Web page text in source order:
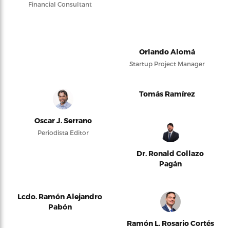
Financial Consultant
Orlando Alomá
Startup Project Manager
Oscar J. Serrano
Periodista Editor
Tomás Ramírez
Dr. Ronald Collazo
Pagán
Lcdo. Ramón Alejandro
Pabón
Ramón L. Rosario Cortés